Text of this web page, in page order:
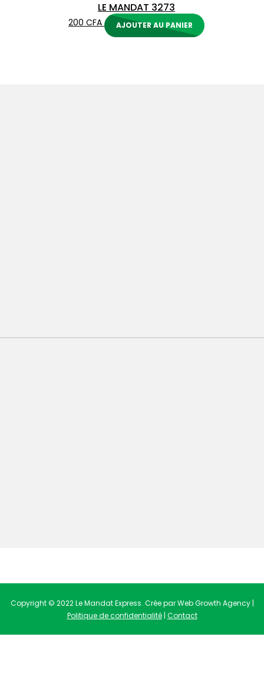
LE MANDAT 3273
200 CFA AJOUTER AU PANIER
Copyright © 2022 Le Mandat Express. Crée par Web Growth Agency |
Politique de confidentialité| Contact